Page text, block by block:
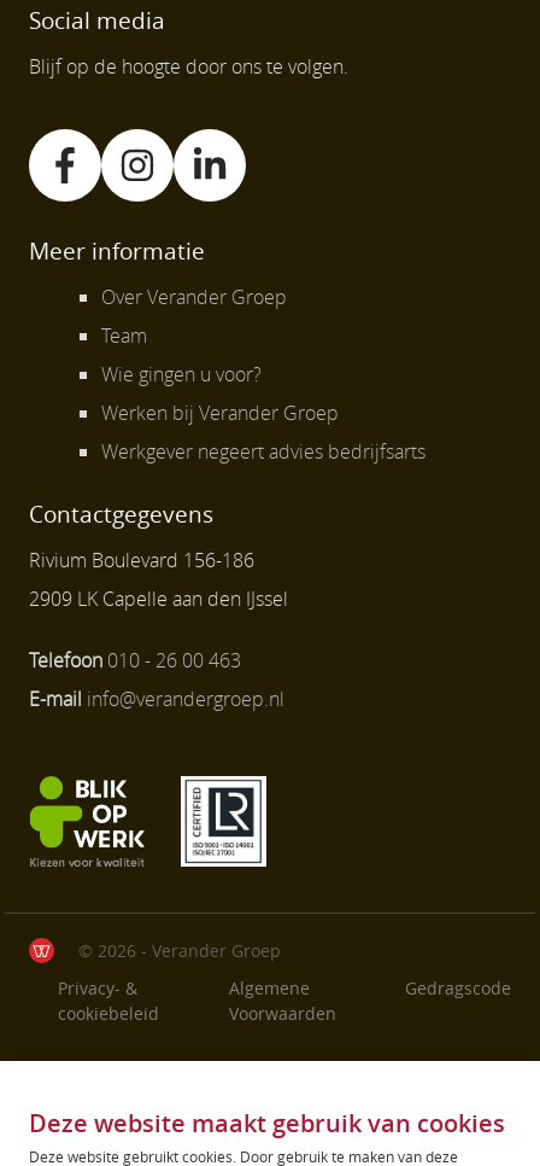
Social media
Blijf op de hoogte door ons te volgen.
Meer informatie
Over Verander Groep
Team
Wie gingen u voor?
Werken bij Verander Groep
Werkgever negeert advies bedrijfsarts
Contactgegevens
Rivium Boulevard 156-186
2909 LK Capelle aan den IJssel
Telefoon 010 - 26 00 463
E-mail info@verandergroep.nl
© 2026 - Verander Groep
Privacy- &
cookiebeleid
Algemene
Voorwaarden
Gedragscode
Deze website maakt gebruik van cookies
Deze website gebruikt cookies. Door gebruik te maken van deze